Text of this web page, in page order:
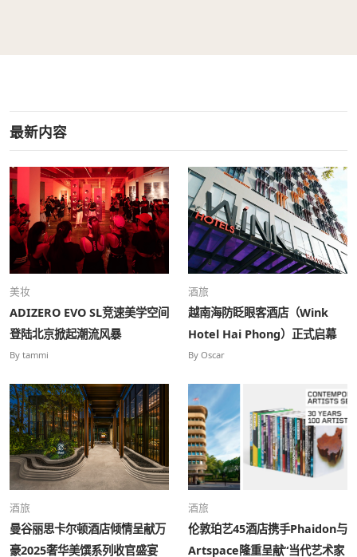
最新内容
美妆
ADIZERO EVO SL竞速美学空间
登陆北京掀起潮流风暴
By tammi
酒旅
越南海防眨眼客酒店（Wink
Hotel Hai Phong）正式启幕
By Oscar
酒旅
曼谷丽思卡尔顿酒店倾情呈献万
豪2025奢华美馔系列收官盛宴
酒旅
伦敦珀艺45酒店携手Phaidon与
Artspace隆重呈献“当代艺术家